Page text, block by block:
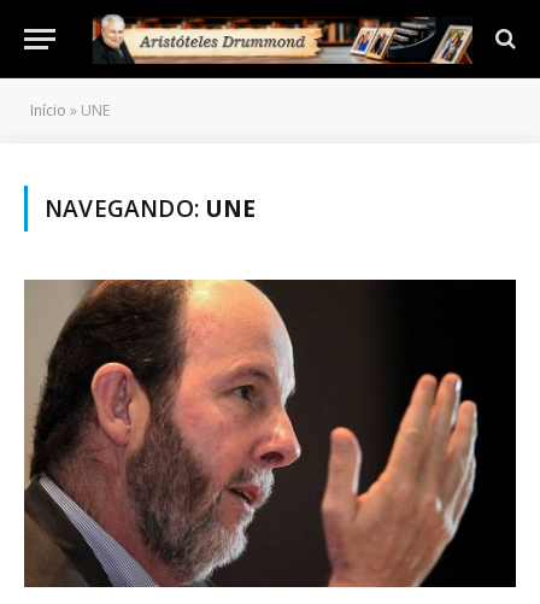
Início » UNE
NAVEGANDO: UNE